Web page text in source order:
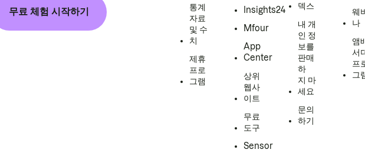
무료 체험 시작하기
통계
자료
및 수
치
제휴
프로
그램
Insights24
Mfour
App
Center
상위
웹사
이트
무료
도구
Sensor
덱스
내 개
인 정
보를
판매
하
지 마
세요
문의
하기
웨
나
앰
서
프
그